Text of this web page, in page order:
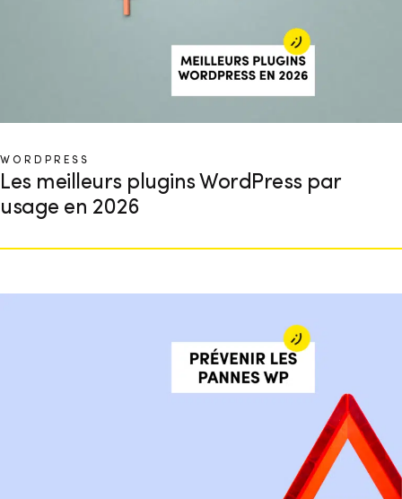
WORDPRESS
Les meilleurs plugins WordPress par
usage en 2026